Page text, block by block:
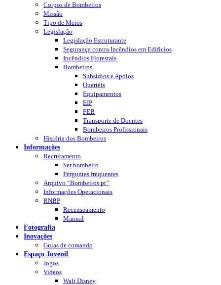
Corpos de Bombeiros
Missão
Tipo de Meios
Legislação
Legislação Estruturante
Segurança contra Incêndios em Edificios
Incêndios Florestais
Bombeiros
Subsídios e Apoios
Quartéis
Equipamentos
EIP
FEB
Transporte de Doentes
Bombeiros Profissionais
História dos Bombeiros
Informações
Recrutamento
Ser bombeiro
Perguntas frequentes
Arquivo “Bombeiros.pt”
Informações Operacionais
RNBP
Recenseamento
Manual
Fotografia
Inovações
Guias de comando
Espaço Juvenil
Jogos
Videos
Walt Disney